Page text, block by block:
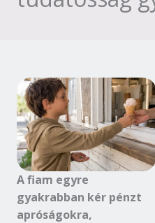
A fiam egyre
gyakrabban kér pénzt
apróságokra,